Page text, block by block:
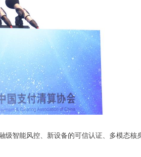
智能风控、新设备的可信认证、多模态核